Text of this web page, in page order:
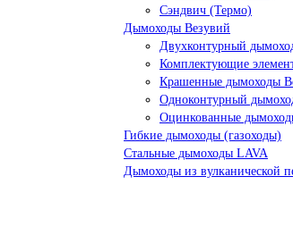
Сэндвич (Термо)
Дымоходы Везувий
Двухконтурный
Комплектующие
Крашенные дымоходы
Одноконтурный
Оцинкованные
Гибкие дымоходы (газоходы)
Стальные дымоходы LAVA
Дымоходы из вулканической